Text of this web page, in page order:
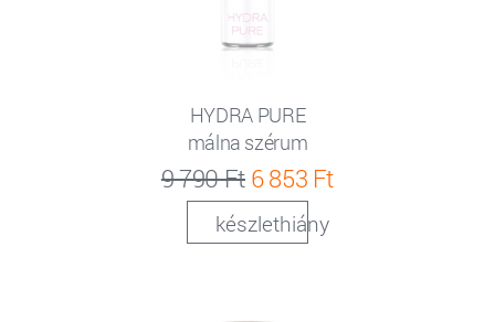
HYDRA PURE
málna szérum
9 790 Ft 6 853 Ft
készlethiány